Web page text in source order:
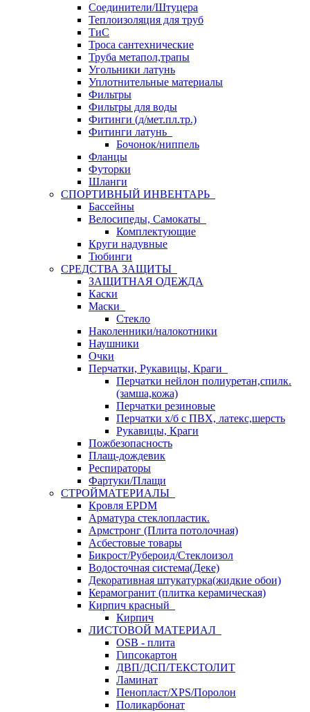
Соединители/Штуцера
Теплоизоляция для труб
ТиС
Троса сантехнические
Труба метапол,трапы
Угольники латунь
Уплотнительные материалы
Фильтры
Фильтры для воды
Фитинги (д/мет.пл.тр.)
Фитинги латунь
Бочонок/ниппель
Фланцы
Футорки
Шланги
СПОРТИВНЫЙ ИНВЕНТАРЬ
Бассейны
Велосипеды, Самокаты
Комплектующие
Круги надувные
Тюбинги
СРЕДСТВА ЗАЩИТЫ
ЗАЩИТНАЯ ОДЕЖДА
Каски
Маски
Стекло
Наколенники/налокотники
Наушники
Очки
Перчатки, Рукавицы, Краги
Перчатки нейлон полиуретан,спилк.
(замша,кожа)
Перчатки резиновые
Перчатки х/б с ПВХ, латекс,шерсть
Рукавицы, Краги
Пожбезопасность
Плащ-дождевик
Респираторы
Фартуки/Плащи
СТРОЙМАТЕРИАЛЫ
Кровля ЕРDM
Арматура стеклопластик.
Армстронг (Плита потолочная)
Асбестовые товары
Бикрост/Рубероид/Стеклоизол
Водосточная система(Деке)
Декоративная штукатурка(жидкие обои)
Керамогранит (плитка керамическая)
Кирпич красный
Кирпич
ЛИСТОВОЙ МАТЕРИАЛ
OSB - плита
Гипсокартон
ДВП/ДСП/ТЕКСТОЛИТ
Ламинат
Пенопласт/XPS/Поролон
Поликарбонат